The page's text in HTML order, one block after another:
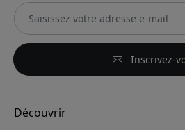
Inscrivez-
Découvrir